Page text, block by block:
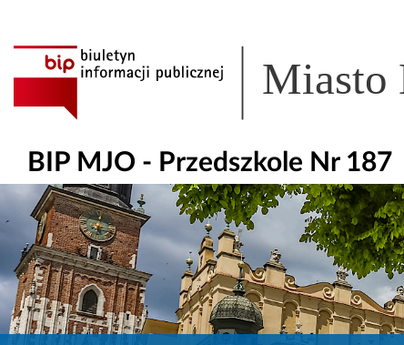
Miasto
BIP MJO - Przedszkole Nr 187